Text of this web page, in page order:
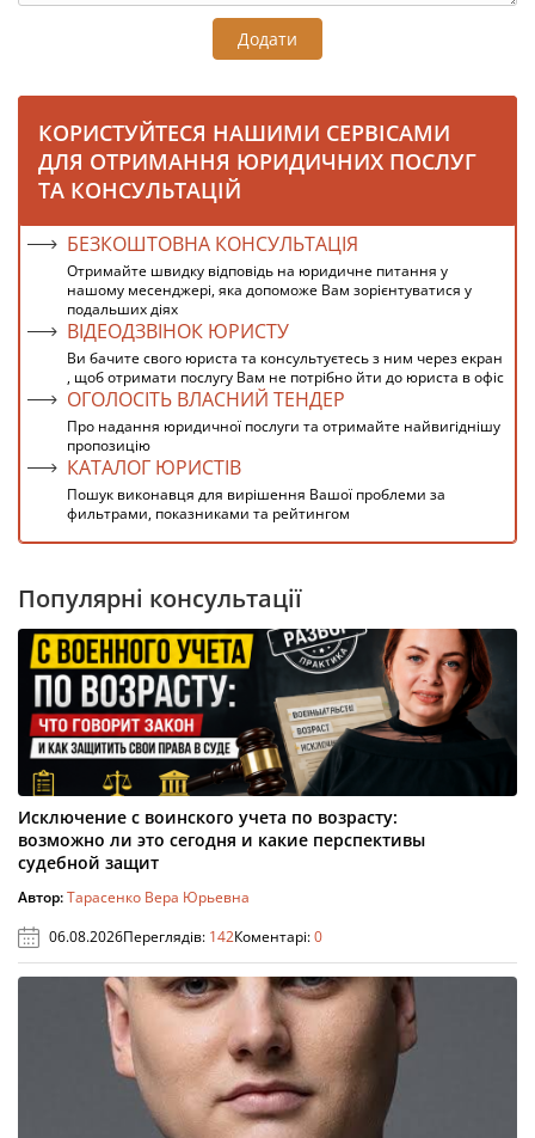
Додати
КОРИСТУЙТЕСЯ НАШИМИ СЕРВІСАМИ
ДЛЯ ОТРИМАННЯ ЮРИДИЧНИХ ПОСЛУГ
ТА КОНСУЛЬТАЦІЙ
БЕЗКОШТОВНА КОНСУЛЬТАЦІЯ
Отримайте швидку відповідь на юридичне питання у
нашому месенджері, яка допоможе Вам зорієнтуватися у
подальших діях
ВІДЕОДЗВІНОК ЮРИСТУ
Ви бачите свого юриста та консультуєтесь з ним через екран
, щоб отримати послугу Вам не потрібно йти до юриста в офіс
ОГОЛОСІТЬ ВЛАСНИЙ ТЕНДЕР
Про надання юридичної послуги та отримайте найвигіднішу
пропозицію
КАТАЛОГ ЮРИСТІВ
Пошук виконавця для вирішення Вашої проблеми за
фильтрами, показниками та рейтингом
Популярні консультації
Исключение с воинского учета по возрасту:
возможно ли это сегодня и какие перспективы
судебной защит
Автор:Тарасенко Вера Юрьевна
06.08.2026Переглядів: 142Коментарі:0